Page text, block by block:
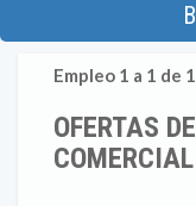
Empleo 1 a 1 de 1
OFERTAS